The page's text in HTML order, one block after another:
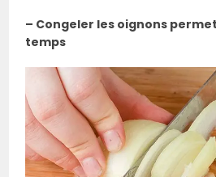
– Congeler les oignons
temps